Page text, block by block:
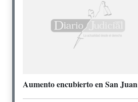
Aumento encubierto en San Juan